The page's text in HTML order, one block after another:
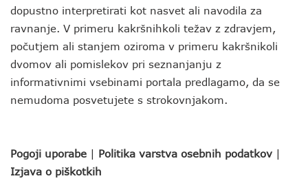
dopustno interpretirati kot nasvet ali navodila za
ravnanje. V primeru kakršnihkoli težav z zdravjem,
počutjem ali stanjem oziroma v primeru kakršnikoli
dvomov ali pomislekov pri seznanjanju z
informativnimi vsebinami portala predlagamo, da se
nemudoma posvetujete s strokovnjakom.
Pogoji uporabe | Politika varstva osebnih podatkov |
Izjava o piškotkih